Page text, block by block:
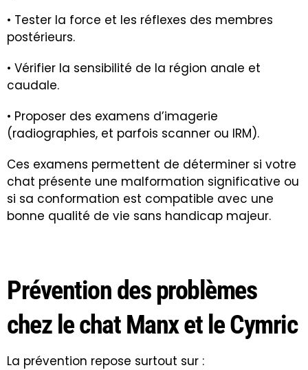
• Tester la force et les réflexes des membres
postérieurs.
• Vérifier la sensibilité de la région anale et
caudale.
• Proposer des examens d’imagerie
(radiographies, et parfois scanner ou IRM).
Ces examens permettent de déterminer si votre
chat présente une malformation significative ou
si sa conformation est compatible avec une
bonne qualité de vie sans handicap majeur.
Prévention des problèmes
chez le chat Manx et le Cymric
La prévention repose surtout sur :